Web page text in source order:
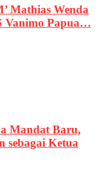
Mathias Wenda
Vanimo Papua…
Mandat Baru,
sebagai Ketua